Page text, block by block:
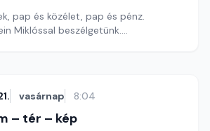
pap és közélet, pap és pénz.
Miklóssal beszélgetünk.
vasárnap 8:04
– tér – kép